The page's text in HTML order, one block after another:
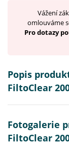
Vážení
omlouváme
Pro dotazy
Popis
FiltoClear
Fotogalerie
FiltoClear